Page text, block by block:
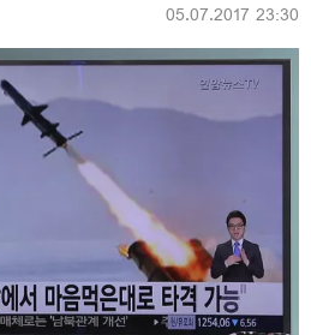
23:30 05.07.2017